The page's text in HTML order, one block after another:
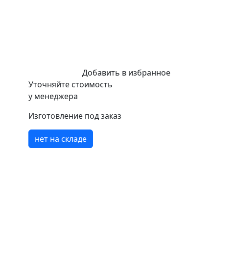
Добавить в избранное
Уточняйте стоимость
у менеджера
Изготовление под заказ
нет на складе